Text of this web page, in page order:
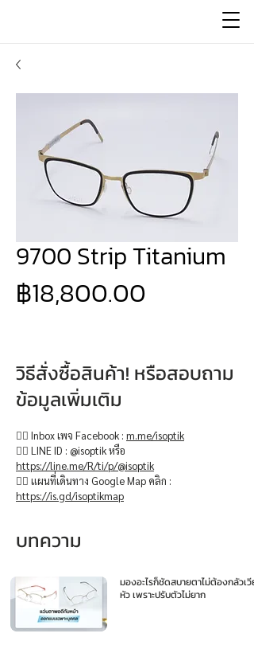
9700 Strip Titanium
฿18,800.00
วิธีสั่งซื้อสินค้า! หรือสอบถาม
ข้อมูลเพิ่มเติม
👉🏻 Inbox เพจ Facebook : m.me/isoptik
👉🏻 LINE ID : @isoptik หรือ
https://line.me/R/ti/p/@isoptik
👉🏻 แผนที่เดินทาง Google Map คลิก :
https://is.gd/isoptikmap
บทความ
มองอะไรก็ชัดสบายตาไม่ต้องกลัวเวีย
หัว เพราะปรับตัวไม่ยาก